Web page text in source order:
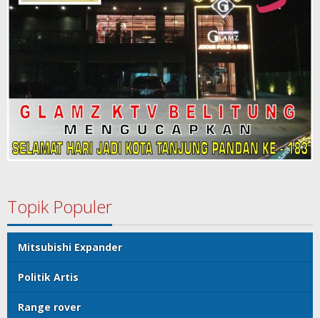
Topik Populer
Mitsubishi Expander
Politik Artis
Range rover